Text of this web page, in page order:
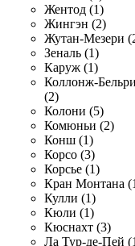
Жентод (1)
Жингэн (2)
Жутан-Мезери
Зеналь (1)
Каруж (1)
Коллонж-
(2)
Колони (5)
Комюньи (2)
Конш (1)
Корсо (3)
Корсье (1)
Кран Монтана
Кулли (1)
Кюли (1)
Кюснахт (3)
Ла Тур-де-Пей